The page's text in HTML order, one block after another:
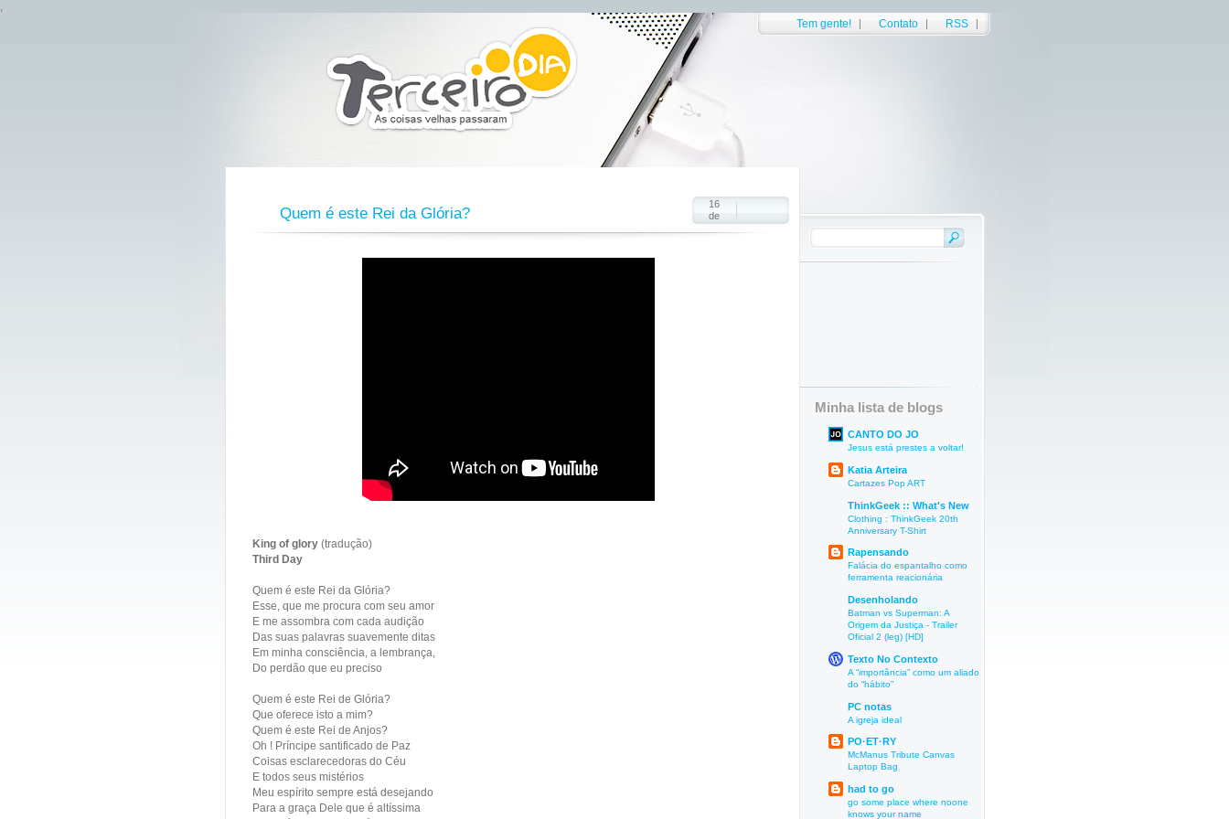
,
Tem gente!
Contato RSS
Quem é este Rei da Glória?
16
de
King of glory (tradução)
Third Day
Quem é este Rei da Glória?
Esse, que me procura com seu amor
E me assombra com cada audição
Das suas palavras suavemente ditas
Em minha consciência, a lembrança,
Do perdão que eu preciso
Quem é este Rei de Glória?
Que oferece isto a mim?
Quem é este Rei de Anjos?
Oh ! Príncipe santificado de Paz
Coisas esclarecedoras do Céu
E todos seus mistérios
Meu espírito sempre está desejando
Para a graça Dele que é altíssima
Minha lista de blogs
CANTO DO JO
Jesus está prestes a voltar!
Katia Arteira
Cartazes Pop ART
ThinkGeek :: What's New
Clothing : ThinkGeek 20th
Anniversary T-Shirt
Rapensando
Falácia do espantalho como
ferramenta reacionária
Desenholando
Batman vs Superman: A
Origem da Justiça - Trailer
Oficial 2 (leg) [HD]
Texto No Contexto
A “importância” como um aliado
do “hábito”
PC notas
A igreja ideal
PO·ET·RY
McManus Tribute Canvas
Laptop Bag
had to go
go some place where noone
knows your name